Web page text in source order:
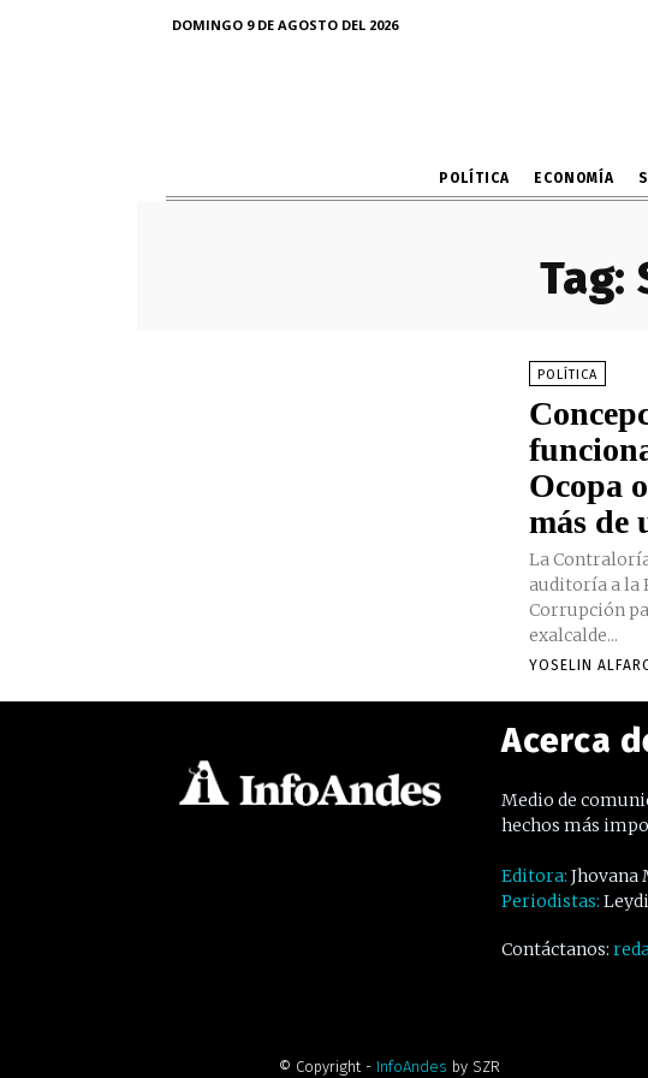
DOMINGO 9 DE AGOSTO DEL 2026
POLÍTICA ECONOMÍA
Tag:
POLÍTICA
Ocopa
más de
La
auditoría a la
Corrupción
exalcalde...
YOSELIN
Acerca
Medio de
hechos más
Editora: Jhovana
Periodistas:
Contáctanos:
© Copyright - InfoAndes by SZR